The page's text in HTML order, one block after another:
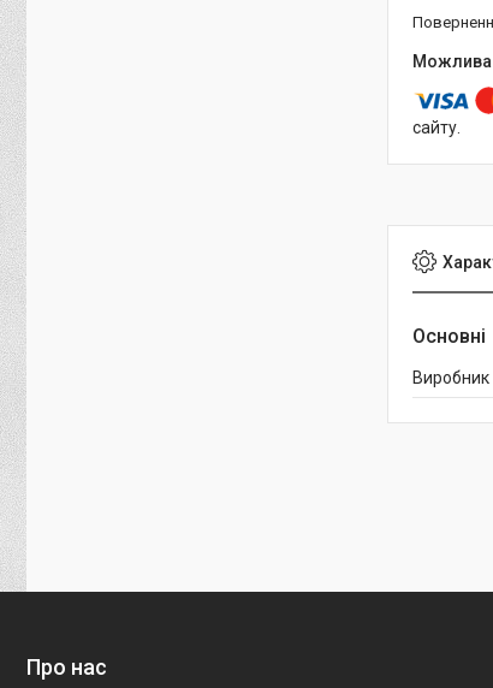
сайту.
Основні
Виробник
Про нас